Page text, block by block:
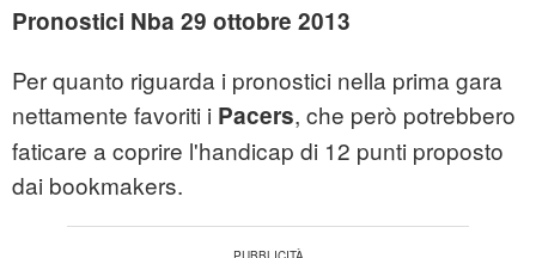
Pronostici Nba 29 ottobre 2013
Per quanto riguarda i pronostici nella prima gara
nettamente favoriti i Pacers, che però potrebbero
faticare a coprire l'handicap di 12 punti proposto
dai bookmakers.